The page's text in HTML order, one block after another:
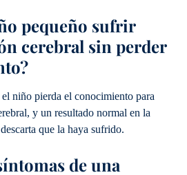
pequeño sufrir
cerebral sin perder
niño pierda el conocimiento para
y un resultado normal en la
que la haya sufrido.
de una